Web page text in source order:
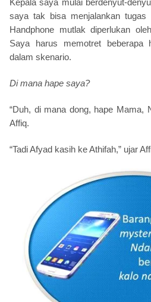
Kepala saya mulai berdenyut-
saya tak bisa menjalankan tugas
Handphone mutlak diperlukan oleh
Saya harus memotret beberapa
dalam skenario.
Di mana hape saya?
“Duh, di mana dong, hape Mama,
Affiq.
“Tadi Afyad kasih ke Athifah,” ujar